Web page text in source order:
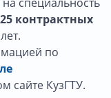
25 контрактных
по
сайте КузГТУ.